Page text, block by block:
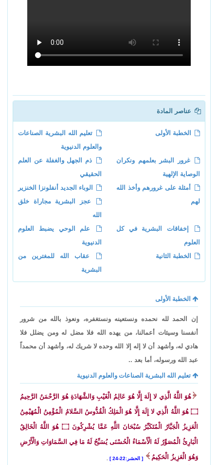
عناصر المادة
الخطبة الأولى
تعليم الله البشرية الصناعات
والعلوم الدنيوية
غرور البشر بعلمهم ونكران
الوصاية الإلهية
ذم الجهل والغفلة عن العلم
الحقيقي
أمثلة على غرورهم وأخذ الله
لهم
الوباء الجديد أنفلونزا الخنزير
عجز البشرية مجاراة خلق
الله
إخفاقات البشرية في كل
العلوم
علم الوحي يضبط العلوم
الدنيوية
الخطبة الثانية
عقاب الله للمغترين من
البشرية
الخطبة الأولى
إن الحمد لله نحمده ونستعينه ونستغفره، ونعوذ بالله من شرور
أنفسنا وسيئات أعمالنا، من يهده الله فلا مضل له ومن يضلل فلا
هادي له، وأشهد أن لا إله إلا الله وحده لا شريك له، وأشهد أن محمداً
عبد الله ورسوله، أما بعد ..
تعليم الله البشرية الصناعات والعلوم الدنيوية
هُوَ اللَّهُ الَّذِي لا إِلَهَ إِلَّا هُوَ عَالِمُ الْغَيْبِ وَالشَّهَادَةِ هُوَ الرَّحْمَنُ الرَّحِيمُ
۝ هُوَ اللَّهُ الَّذِي لا إِلَهَ إِلَّا هُوَ الْمَلِكُ الْقُدُّوسُ السَّلامُ الْمُؤْمِنُ الْمُهَيْمِنُ
الْعَزِيزُ الْجَبَّارُ الْمُتَكَبِّرُ سُبْحَانَ اللَّهِ عَمَّا يُشْرِكُونَ ۝ هُوَ اللَّهُ الْخَالِقُ
الْبَارِئُ الْمُصَوِّرُ لَهُ الْأَسْمَاءُ الْحُسْنَى يُسَبِّحُ لَهُ مَا فِي السَّمَاوَاتِ وَالْأَرْضِ
وَهُوَ الْعَزِيزُ الْحَكِيمُ الحشر:22-24 .